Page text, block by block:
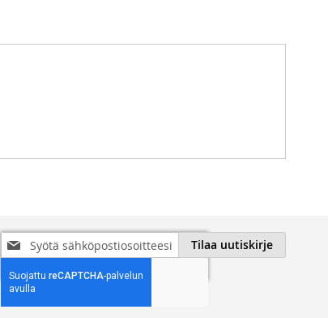
Tilaa
uutiskirjeemme:
Tilaa uutiskirje